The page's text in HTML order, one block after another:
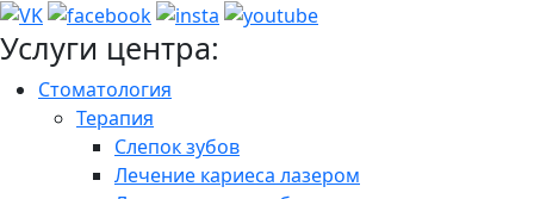
Услуги центра:
Cтоматология
Терапия
Слепок зубов
Лечение кариеса лазером